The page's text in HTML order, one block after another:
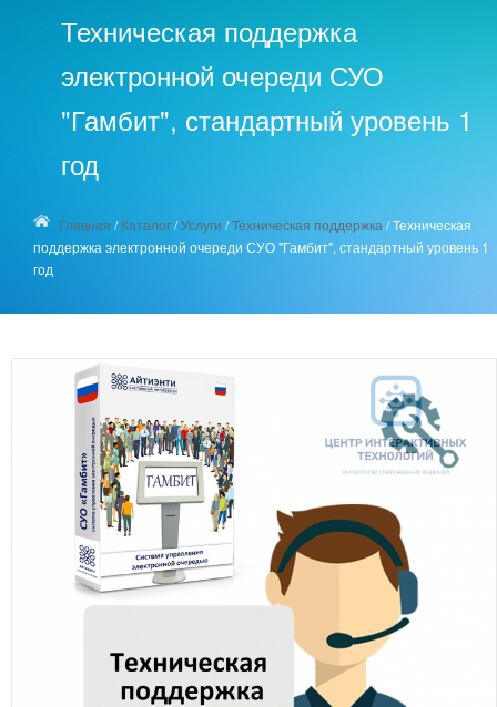
Техническая поддержка
электронной очереди СУО
"Гамбит", стандартный уровень 1
год
Главная /Каталог/Услуги /Техническая поддержка /Техническая
поддержка электронной очереди СУО "Гамбит", стандартный уровень 1
год